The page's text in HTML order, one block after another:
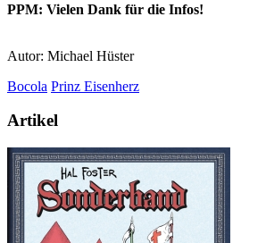
PPM: Vielen Dank für die Infos!
Autor: Michael Hüster
Bocola Prinz Eisenherz
Artikel